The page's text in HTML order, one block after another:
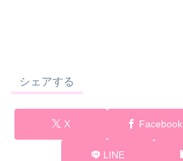
シェアする
X Facebook
LINE